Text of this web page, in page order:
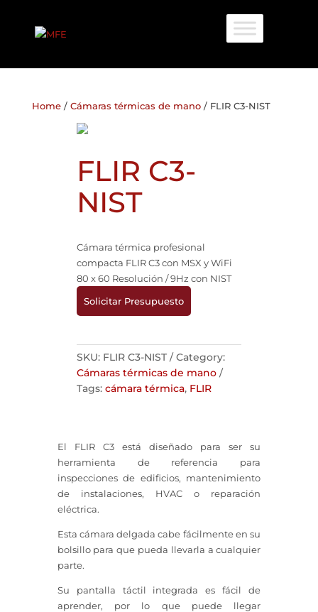
Home/ Cámaras térmicas de mano/ FLIR C3-NIST
FLIR C3-
NIST
Cámara térmica profesional
compacta FLIR C3 con MSX y WiFi
80 x 60 Resolución / 9Hz con NIST
Solicitar Presupuesto
SKU: FLIR C3-NIST
Category:
Cámaras térmicas de mano
Tags:cámara térmica, FLIR
El FLIR C3 está diseñado para ser su
herramienta de referencia para
inspecciones de edificios, mantenimiento
de instalaciones, HVAC o reparación
eléctrica.
Esta cámara delgada cabe fácilmente en su
bolsillo para que pueda llevarla a cualquier
parte.
Su pantalla táctil integrada es fácil de
aprender, por lo que puede llegar